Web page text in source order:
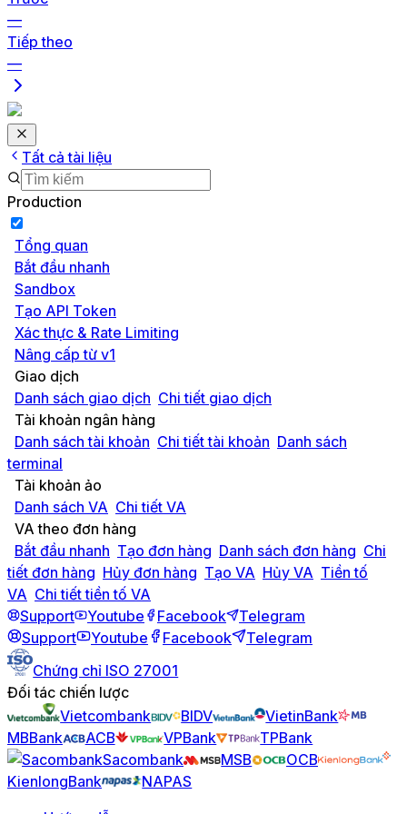
—
Tiếp theo
—
Tất cả tài liệu
Production
Tổng quan
Bắt đầu nhanh
Sandbox
Tạo API Token
Xác thực & Rate Limiting
Nâng cấp từ v1
Giao dịch
Danh sách giao dịch Chi tiết giao dịch
Tài khoản ngân hàng
Danh sách tài khoản Chi tiết tài khoản Danh sách
terminal
Tài khoản ảo
Danh sách VA Chi tiết VA
VA theo đơn hàng
Bắt đầu nhanh Tạo đơn hàng Danh sách đơn hàng Chi
tiết đơn hàng Hủy đơn hàng Tạo VA Hủy VA Tiền tố
VA Chi tiết tiền tố VA
Support
Youtube Facebook
Telegram
Support
Youtube Facebook
Telegram
Chứng chỉ ISO 27001
Đối tác chiến lược
Vietcombank
BIDV
VietinBank
MBBank
ACB VPBank
TPBank
Sacombank
MSB
OCB
KienlongBank
NAPAS